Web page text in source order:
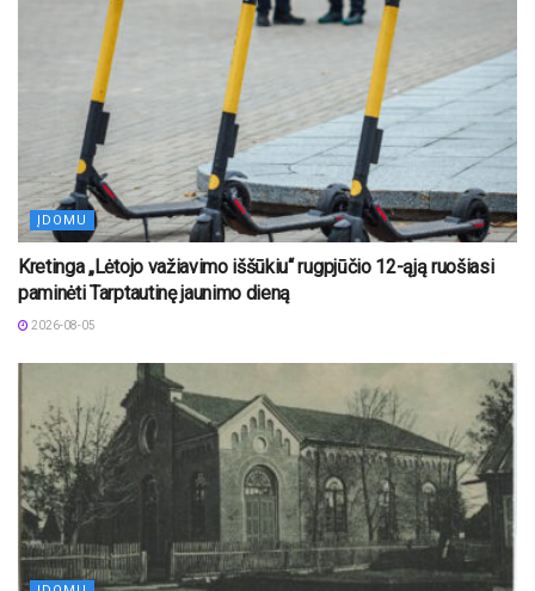
ĮDOMU
Kretinga „Lėtojo važiavimo iššūkiu“ rugpjūčio 12-ąją ruošiasi
paminėti Tarptautinę jaunimo dieną
2026-08-05